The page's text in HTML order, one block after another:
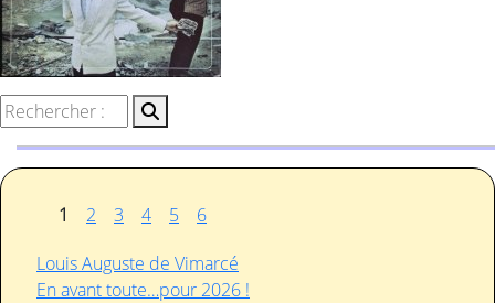
1 2 3 4 5
6
Louis Auguste de Vimarcé
En avant toute…pour 2026 !